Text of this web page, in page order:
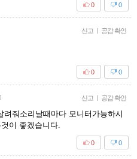
0
0
신고 | 공감 확인
0
0
신고 | 공감 확인
줘소리날때마다 모니터가능하시
이 좋겠습니다.
0
0